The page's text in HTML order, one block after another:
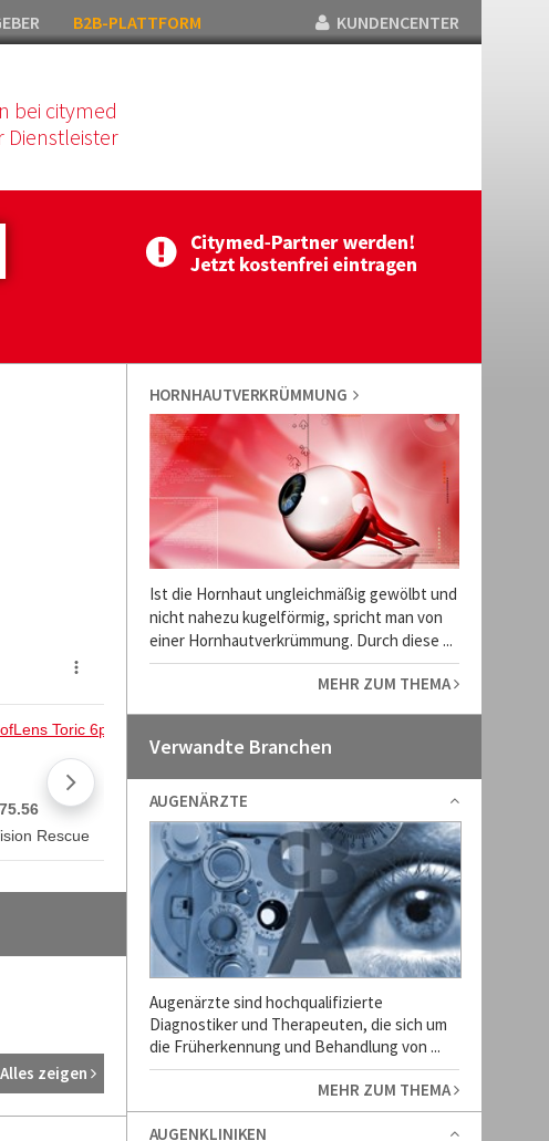
B2B-PLATTFORM KUNDENCENTER
bei citymed
Alles zeigen
HORNHAUTVERKRÜMMUNG
Ist die Hornhaut ungleichmäßig gewölbt und
nicht nahezu kugelförmig, spricht man von
einer Hornhautverkrümmung. Durch diese ...
MEHR ZUM THEMA
Verwandte Branchen
AUGENÄRZTE
Augenärzte sind hochqualifizierte
Diagnostiker und Therapeuten, die sich um
die Früherkennung und Behandlung von ...
MEHR ZUM THEMA
AUGENKLINIKEN